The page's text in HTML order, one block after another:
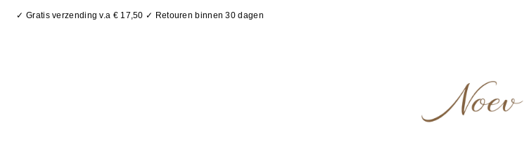
✓ Gratis verzending v.a € 17,50 ✓ Retouren binnen 30 dagen